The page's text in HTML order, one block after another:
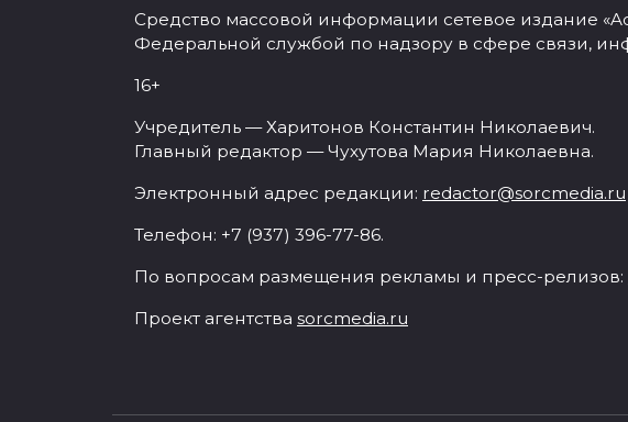
Средство массовой информации сетевое издание
Федеральной службой по надзору в сфере связи,
16+
Учредитель — Харитонов Константин Николаевич.
Главный редактор — Чухутова Мария Николаевна.
Электронный адрес редакции: redactor@sorcmedia.ru
Телефон: +7 (937) 396-77-86.
По вопросам размещения рекламы и пресс-релизов:
Проект агентства sorcmedia.ru